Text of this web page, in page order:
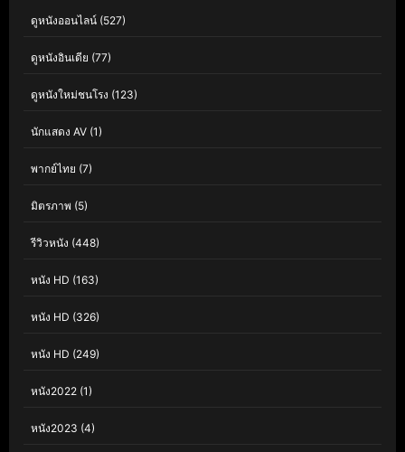
ดูหนังออนไลน์ (527)
ดูหนังอินเดีย (77)
ดูหนังใหม่ชนโรง (123)
นักแสดง AV (1)
พากย์ไทย (7)
มิตรภาพ (5)
รีวิวหนัง (448)
หนัง HD (163)
หนัง HD (326)
หนัง HD (249)
หนัง2022 (1)
หนัง2023 (4)